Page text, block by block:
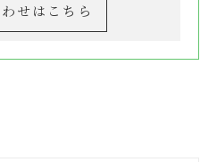
せはこちら